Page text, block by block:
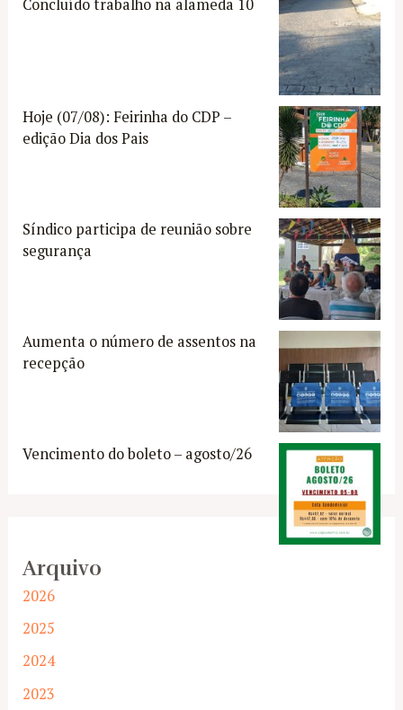
Concluído trabalho na alameda 10
Hoje (07/08): Feirinha do CDP –
edição Dia dos Pais
Síndico participa de reunião sobre
segurança
Aumenta o número de assentos na
recepção
Vencimento do boleto – agosto/26
Arquivo
2026
2025
2024
2023